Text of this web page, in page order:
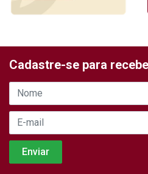
Cadastre-se para